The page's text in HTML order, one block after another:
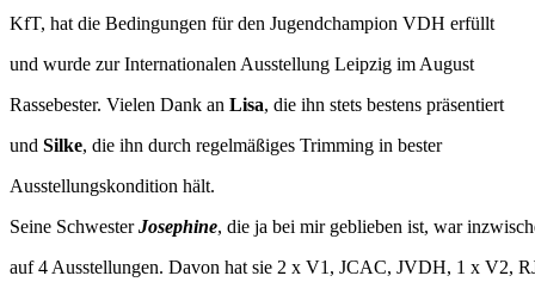
KfT, hat die Bedingungen für den Jugendchampion VDH erfüllt
und wurde zur Internationalen Ausstellung Leipzig im August
Rassebester. Vielen Dank an Lisa, die ihn stets bestens präsentiert
und Silke, die ihn durch regelmäßiges Trimming in bester
Ausstellungskondition hält.
Seine SchwesterJosephine, die ja bei mir geblieben ist, war
auf 4 Ausstellungen. Davon hat sie 2 x V1, JCAC, JVDH, 1 x V2,